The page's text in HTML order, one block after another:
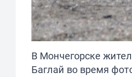
В Мончегорске
Баглай во время